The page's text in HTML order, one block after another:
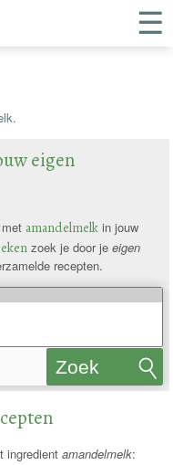
☰
.
eigen
amandelmelkin jouw
zoek je door je eigen
recepten.
Zoek
ingredientamandelmelk: